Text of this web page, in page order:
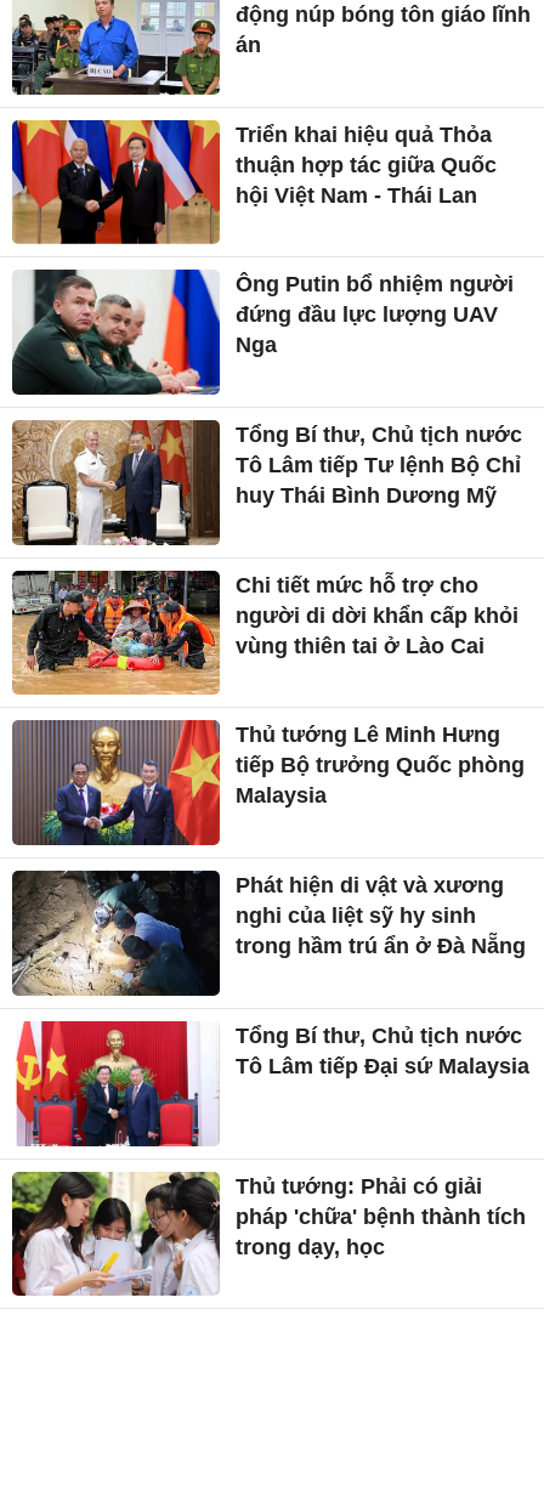
động núp bóng tôn giáo lĩnh
án
Triển khai hiệu quả Thỏa
thuận hợp tác giữa Quốc
hội Việt Nam - Thái Lan
Ông Putin bổ nhiệm người
đứng đầu lực lượng UAV
Nga
Tổng Bí thư, Chủ tịch nước
Tô Lâm tiếp Tư lệnh Bộ Chỉ
huy Thái Bình Dương Mỹ
Chi tiết mức hỗ trợ cho
người di dời khẩn cấp khỏi
vùng thiên tai ở Lào Cai
Thủ tướng Lê Minh Hưng
tiếp Bộ trưởng Quốc phòng
Malaysia
Phát hiện di vật và xương
nghi của liệt sỹ hy sinh
trong hầm trú ẩn ở Đà Nẵng
Tổng Bí thư, Chủ tịch nước
Tô Lâm tiếp Đại sứ Malaysia
Thủ tướng: Phải có giải
pháp 'chữa' bệnh thành tích
trong dạy, học